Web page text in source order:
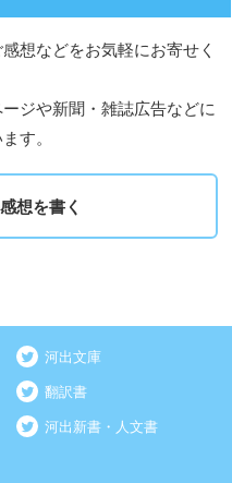
想などをお気軽にお寄せく
ジや新聞・雑誌広告などに
す。
想を書く
河出文庫
翻訳書
河出新書・人文書